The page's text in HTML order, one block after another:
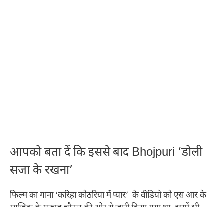
आपको बता दें कि इससे बाद Bhojpuri ‘डोली
सजा के रखना’
फिल्म का गाना ‘करिहा कोठरिया में प्यार’ के वीडियो को एस आर के